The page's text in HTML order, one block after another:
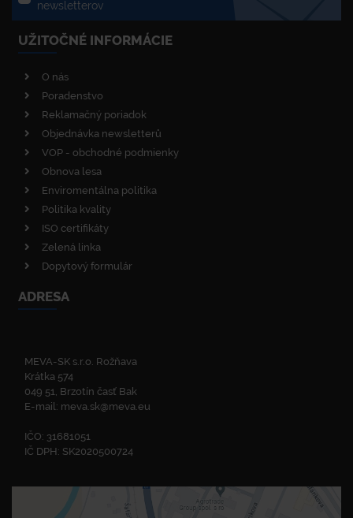
newsletterov
UŽITOČNÉ INFORMÁCIE
O nás
Poradenstvo
Reklamačný poriadok
Objednávka newsletterů
VOP - obchodné podmienky
Obnova lesa
Enviromentálna politika
Politika kvality
ISO certifikáty
Zelená linka
Dopytový formulár
ADRESA
MEVA-SK s.r.o. Rožňava
Krátka 574
049 51, Brzotín časť Bak
E-mail: meva.sk@meva.eu
IČO: 31681051
IČ DPH: SK2020500724